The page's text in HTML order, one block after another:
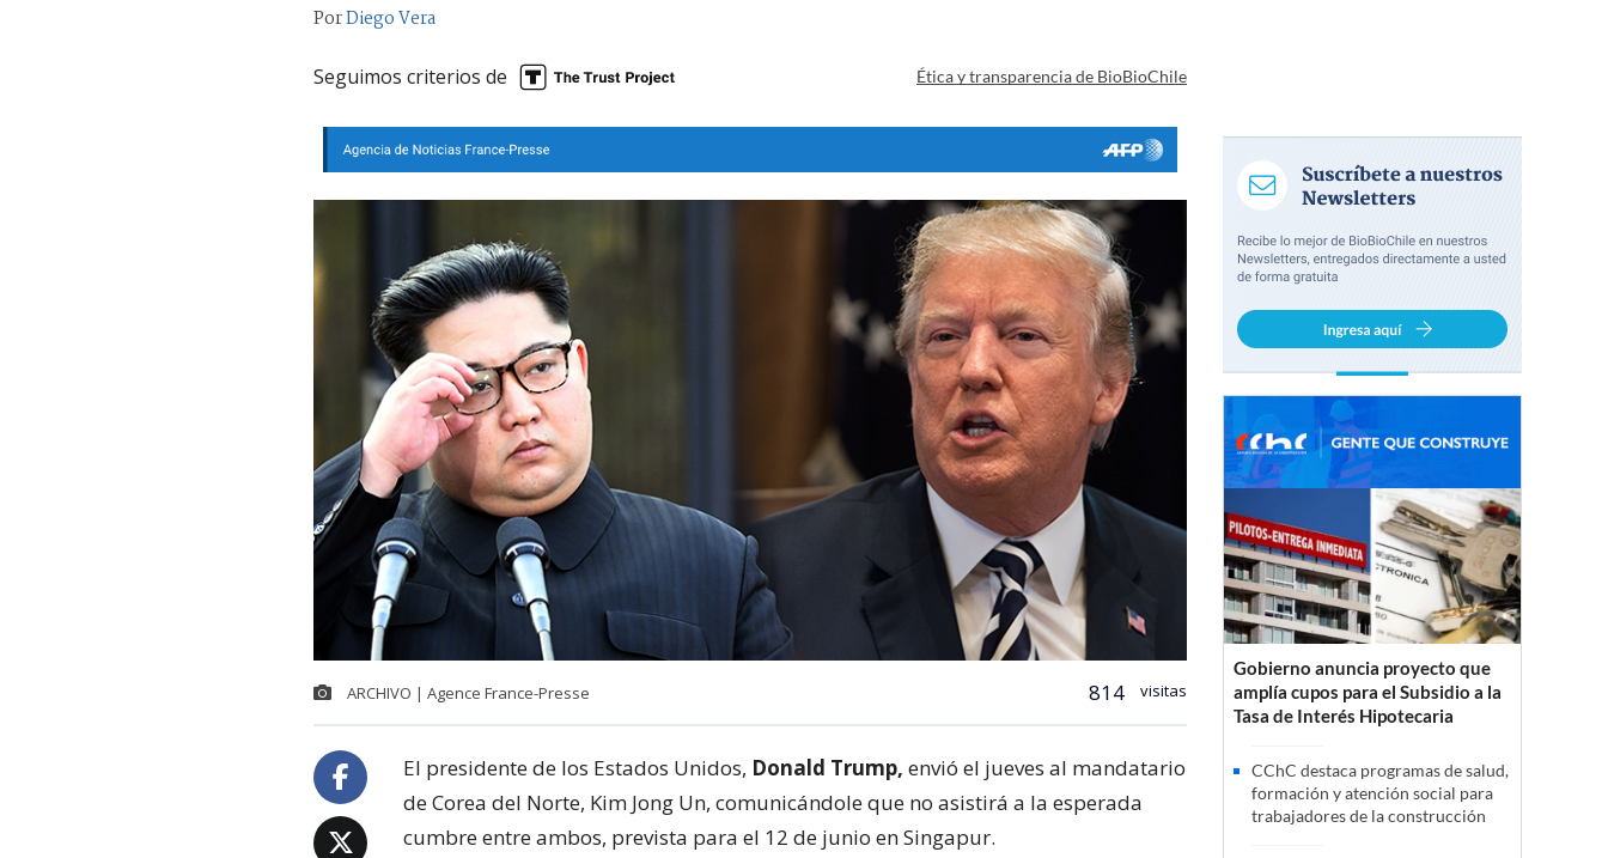
PorDiego Vera
Seguimos criterios de Ética y transparencia de BioBioChile
ARCHIVO | Agence France-Presse 814 visitas
El presidente de los Estados Unidos, Donald Trump, envió el jueves al mandatario
de Corea del Norte, Kim Jong Un, comunicándole que no asistirá a la esperada
cumbre entre ambos, prevista para el 12 de junio en Singapur.
Gobierno anuncia proyecto que
amplía cupos para el Subsidio a la
Tasa de Interés Hipotecaria
CChC destaca programas de salud,
formación y atención social para
trabajadores de la construcción